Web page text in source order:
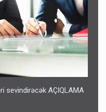
sevindirəcək AÇIQLAMA